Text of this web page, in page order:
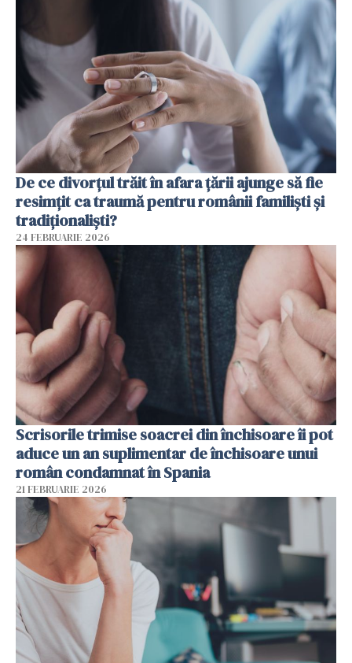
De ce divorțul trăit în afara țării ajunge să fie
resimțit ca traumă pentru românii familiști și
tradiționaliști?
24 FEBRUARIE 2026
Scrisorile trimise soacrei din închisoare îi pot
aduce un an suplimentar de închisoare unui
român condamnat în Spania
21 FEBRUARIE 2026